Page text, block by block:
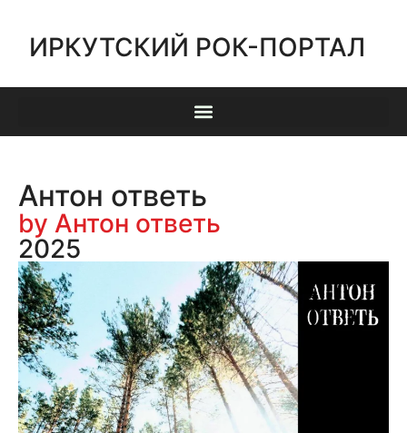
ИРКУТСКИЙ РОК-ПОРТАЛ
Антон ответь
by Антон ответь
2025